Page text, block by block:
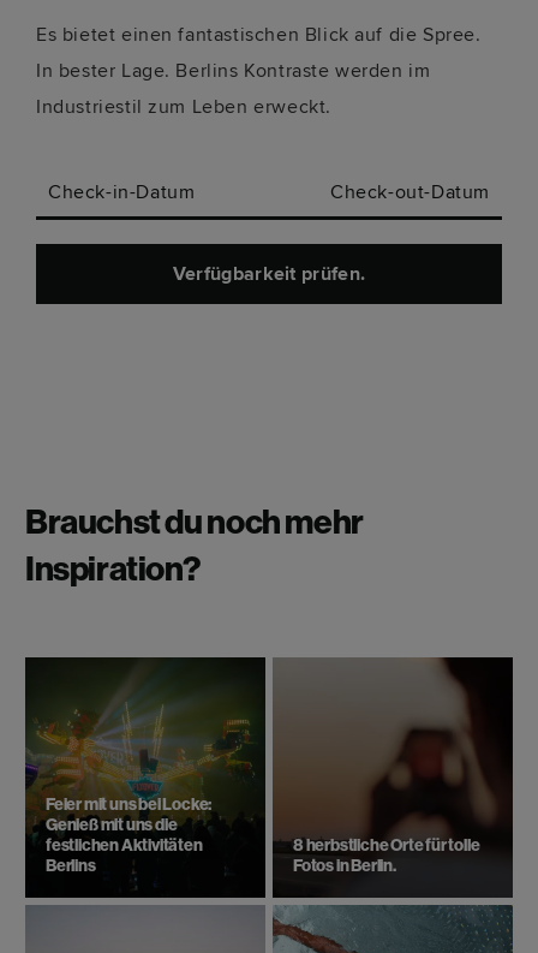
Es bietet einen fantastischen Blick auf die Spree.
In bester Lage. Berlins Kontraste werden im
Industriestil zum Leben erweckt.
Check-in-Datum Check-out-Datum
Verfügbarkeit prüfen.
Brauchst du noch mehr
Inspiration?
Feier mit uns bei Locke:
Genieß mit uns die
festlichen Aktivitäten
Berlins
8 herbstliche Orte für tolle
Fotos in Berlin.